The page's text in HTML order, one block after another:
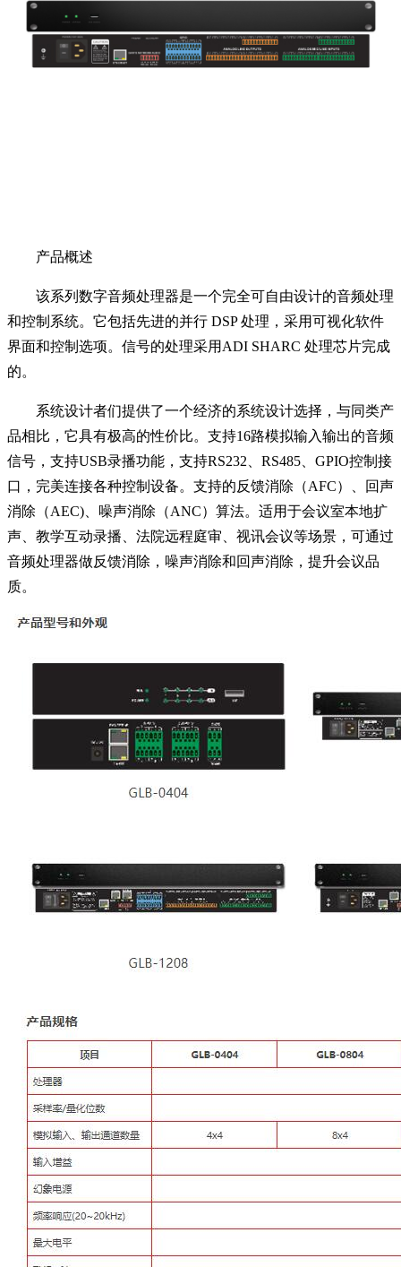
产品概述
该系列数字音频处理器是一个完全可自由设计的音频处理
和控制系统。它包括先进的并行 DSP 处理，采用可视化软件
界面和控制选项。信号的处理采用ADI SHARC 处理芯片完成
的。
系统设计者们提供了一个经济的系统设计选择，与同类产
品相比，它具有极高的性价比。支持16路模拟输入输出的音频
信号，支持USB录播功能，支持RS232、RS485、GPIO控制接
口，完美连接各种控制设备。支持的反馈消除（AFC）、回声
消除（AEC)、噪声消除（ANC）算法。适用于会议室本地扩
声、教学互动录播、法院远程庭审、视讯会议等场景，可通过
音频处理器做反馈消除，噪声消除和回声消除，提升会议品
质。